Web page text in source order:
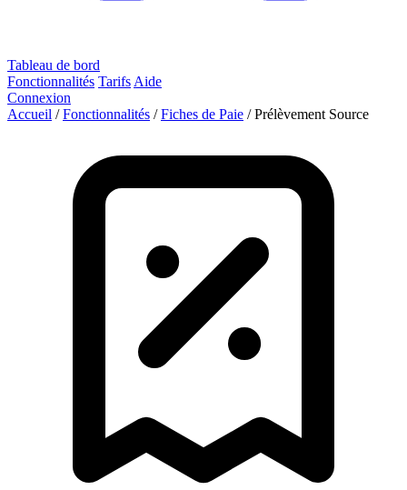
Tableau de bord
Fonctionnalités Tarifs Aide
Connexion
Accueil / Fonctionnalités / Fiches de Paie / Prélèvement Source